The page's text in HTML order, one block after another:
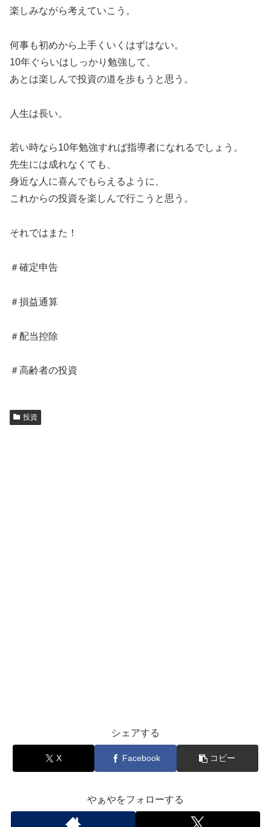
楽しみながら考えていこう。
何事も初めから上手くいくはずはない。
10年ぐらいはしっかり勉強して、
あとは楽しんで投資の道を歩もうと思う。
人生は長い。
若い時なら10年勉強すれば指導者になれるでしょう。
先生には成れなくても、
身近な人に喜んでもらえるように、
これからの投資を楽しんで行こうと思う。
それではまた！
＃確定申告
＃損益通算
＃配当控除
＃高齢者の投資
投資
シェアする
X Facebook コピー
やぁやをフォローする